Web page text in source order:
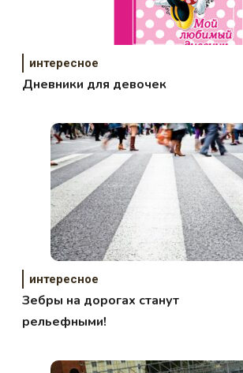
интересное
Дневники для девочек
интересное
Зебры на дорогах станут
рельефными!